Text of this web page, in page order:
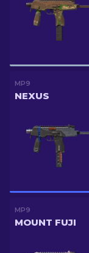
MP9
NEXUS
MP9
MOUNT FUJI